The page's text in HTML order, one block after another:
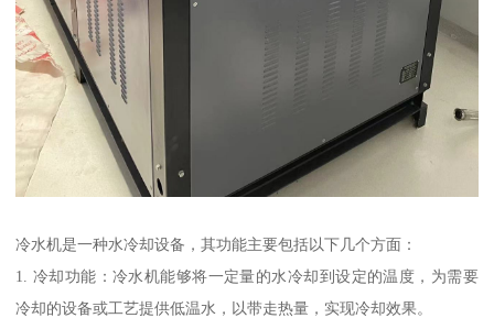
冷水机是一种水冷却设备，其功能主要包括以下几个方面：
1. 冷却功能：冷水机能够将一定量的水冷却到设定的温度，为需要
冷却的设备或工艺提供低温水，以带走热量，实现冷却效果。